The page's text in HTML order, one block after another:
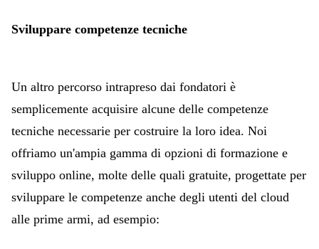
Sviluppare competenze tecniche
Un altro percorso intrapreso dai fondatori è
semplicemente acquisire alcune delle competenze
tecniche necessarie per costruire la loro idea. Noi
offriamo un'ampia gamma di opzioni di formazione e
sviluppo online, molte delle quali gratuite, progettate per
sviluppare le competenze anche degli utenti del cloud
alle prime armi, ad esempio: